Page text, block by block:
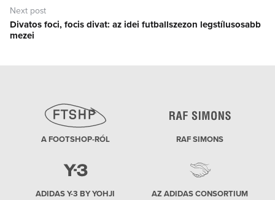
Next post
Next
post:
Divatos foci, focis divat: az idei futballszezon legstílusosabb
mezei
A FOOTSHOP-RÓL RAF SIMONS
ADIDAS Y-3 BY YOHJI
AZ ADIDAS CONSORTIUM